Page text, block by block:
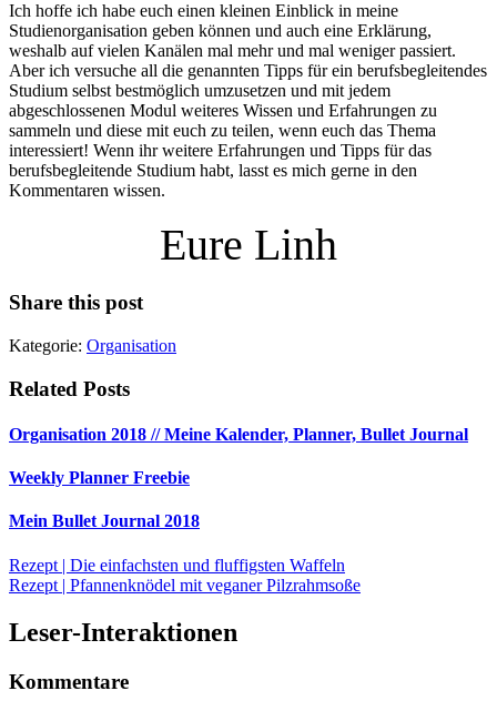
Ich hoffe ich habe euch einen kleinen Einblick in meine
Studienorganisation geben können und auch eine Erklärung,
weshalb auf vielen Kanälen mal mehr und mal weniger passiert.
Aber ich versuche all die genannten Tipps für ein berufsbegleitendes
Studium selbst bestmöglich umzusetzen und mit jedem
abgeschlossenen Modul weiteres Wissen und Erfahrungen zu
sammeln und diese mit euch zu teilen, wenn euch das Thema
interessiert! Wenn ihr weitere Erfahrungen und Tipps für das
berufsbegleitende Studium habt, lasst es mich gerne in den
Kommentaren wissen.
Eure Linh
Share this post
Kategorie: Organisation
Related Posts
Organisation 2018 // Meine Kalender, Planner, Bullet Journal
Weekly Planner Freebie
Mein Bullet Journal 2018
Rezept | Die einfachsten und fluffigsten Waffeln
Rezept | Pfannenknödel mit veganer Pilzrahmsoße
Leser-Interaktionen
Kommentare